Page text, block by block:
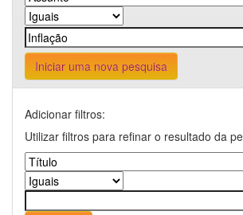
Iniciar uma nova pesquisa
Adicionar filtros:
Utilizar filtros para refinar o resultado da